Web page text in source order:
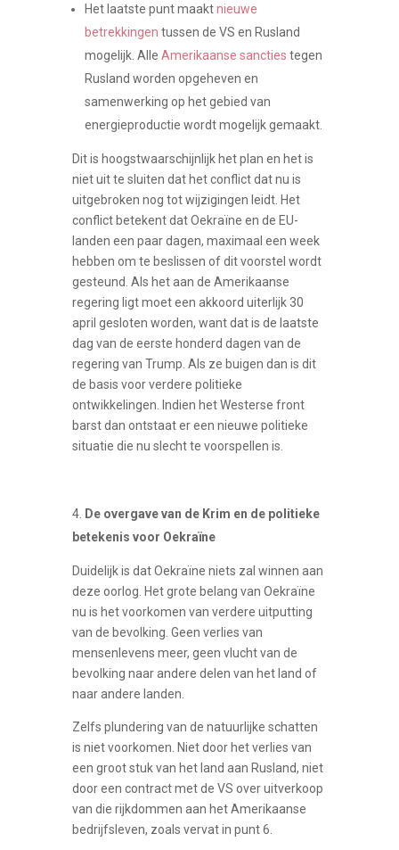
Het laatste punt maaktnieuwe
betrekkingen tussen de VS en Rusland
mogelijk. Alle Amerikaanse sancties tegen
Rusland worden opgeheven en
samenwerking op het gebied van
energieproductie wordt mogelijk gemaakt.
Dit is hoogstwaarschijnlijk het plan en het is
niet uit te sluiten dat het conflict dat nu is
uitgebroken nog tot wijzigingen leidt. Het
conflict betekent dat Oekraïne en de EU-
landen een paar dagen, maximaal een week
hebben om te beslissen of dit voorstel wordt
gesteund. Als het aan de Amerikaanse
regering ligt moet een akkoord uiterlijk 30
april gesloten worden, want dat is de laatste
dag van de eerste honderd dagen van de
regering van Trump. Als ze buigen dan is dit
de basis voor verdere politieke
ontwikkelingen. Indien het Westerse front
barst dan ontstaat er een nieuwe politieke
situatie die nu slecht te voorspellen is.
De overgave van de Krim en de politieke
betekenis voor Oekraïne
Duidelijk is dat Oekraïne niets zal winnen aan
deze oorlog. Het grote belang van Oekraïne
nu is het voorkomen van verdere uitputting
van de bevolking. Geen verlies van
mensenlevens meer, geen vlucht van de
bevolking naar andere delen van het land of
naar andere landen.
Zelfs plundering van de natuurlijke schatten
is niet voorkomen. Niet door het verlies van
een groot stuk van het land aan Rusland, niet
door een contract met de VS over uitverkoop
van die rijkdommen aan het Amerikaanse
bedrijfsleven, zoals vervat in punt 6.